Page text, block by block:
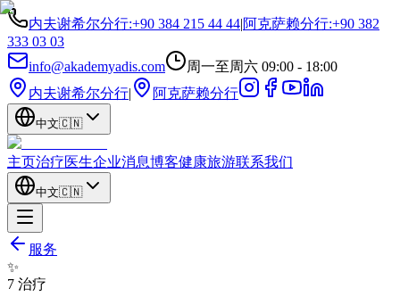
内夫谢希尔分行:+90 384 215 44 44|阿克萨赖分行:+90 382
333 03 03
info@akademyadis.com
周一至周六 09:00 - 18:00
内夫谢希尔分行| 阿克萨赖分行
中文🇨🇳
主页治疗医生企业消息博客健康旅游联系我们
中文🇨🇳
服务
✨
7 治疗